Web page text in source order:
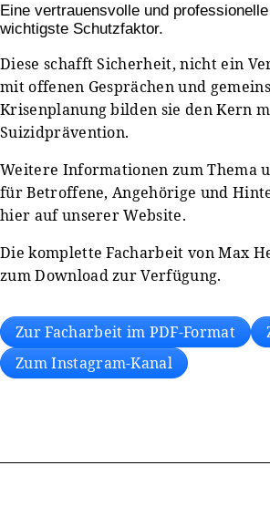
Eine vertrauensvolle und
wichtigste Schutzfaktor.
Diese schafft Sicherheit, nicht ein
mit offenen Gesprächen und
Krisenplanung bilden sie den Kern
Suizidprävention.
Weitere Informationen zum Thema
für Betroffene, Angehörige und
hier auf unserer Website.
Die komplette Facharbeit von Max
zum Download zur Verfügung.
Zur Facharbeit im PDF-Format
Zum Instagram-Kanal